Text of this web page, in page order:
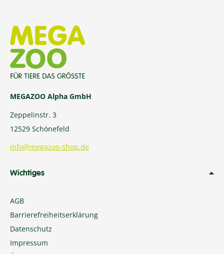
MEGAZOO Alpha GmbH
Zeppelinstr. 3
12529 Schönefeld
info@megazoo-shop.de
Wichtiges
AGB
Barrierefreiheitserklärung
Datenschutz
Impressum